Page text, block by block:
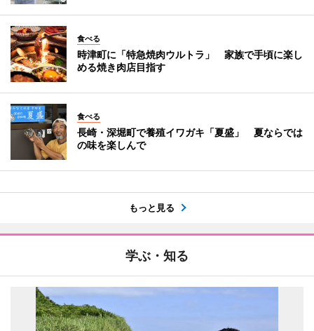
食べる
時津町に「特急焼肉ウルトラ」 家族で手頃に楽し
める焼き肉店目指す
食べる
長崎・深堀町で養殖イワガキ「夏盛」 夏ならでは
の味を楽しんで
もっと見る
学ぶ・知る